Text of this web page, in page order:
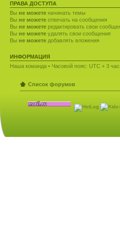
ПРАВА ДОСТУПА
Вы не можете начинать темы
Вы не можете отвечать на сообщения
Вы не можете редактировать свои
Вы не можете удалять свои сообщения
Вы не можете добавлять вложения
ИНФОРМАЦИЯ
Наша команда • Часовой пояс: UTC + 3
Список форумов